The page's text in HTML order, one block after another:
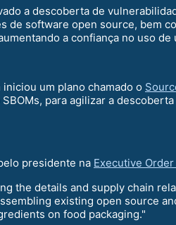
a descoberta de
software open source, bem
a confiança no uso
iniciou um plano chamado o
para agilizar a
presidente na Executive
the details and supply chain
existing open source
on food packaging."